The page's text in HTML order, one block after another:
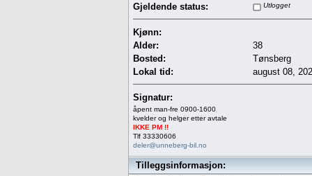
Gjeldende status:
Utlogget
Kjønn:
Alder:
38
Bosted:
Tønsberg
Lokal tid:
august 08,
Signatur:
åpent man-fre 0900-1600
kvelder og helger etter avtale
IKKE PM !!
Tlf 33330606
deler@unneberg-bil.no
Tilleggsinformasjon: